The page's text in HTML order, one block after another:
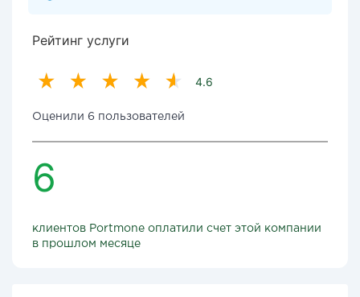
Рейтинг услуги
4.6
Оценили 6 пользователей
6
клиентов Portmone оплатили счет этой компании
в прошлом месяце